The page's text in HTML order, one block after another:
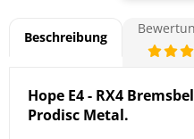
Beschreibung
Hope E4 - RX4
Prodisc Metal.